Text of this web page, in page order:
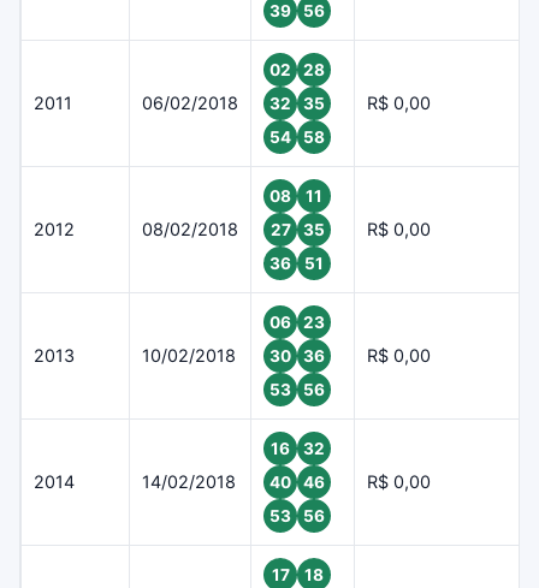
39
56
2011 06/02/2018
02
28
32
35
54
58
R$ 0,00
2012 08/02/2018
08
11
27
35
36
51
R$ 0,00
2013 10/02/2018
06
23
30
36
53
56
R$ 0,00
2014 14/02/2018
16
32
40
46
53
56
R$ 0,00
17
18